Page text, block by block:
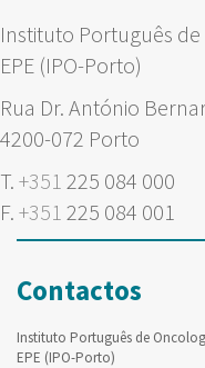
Instituto Português
EPE (IPO-Porto)
Rua Dr. António
4200-072 Porto
T. +351 225 084 000
F. +351 225 084 001
Contactos
Instituto Português de
EPE (IPO-Porto)